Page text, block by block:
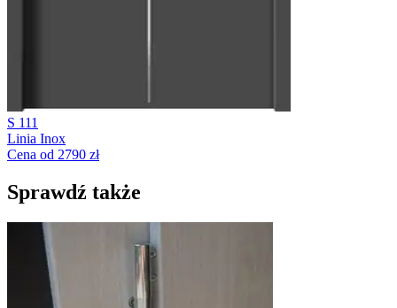
S 111
Linia Inox
Cena od 2790 zł
Sprawdź także